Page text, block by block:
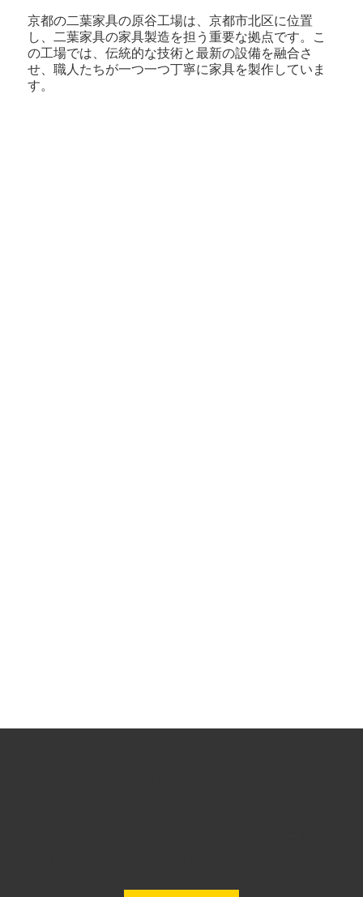
京都の二葉家具の原谷工場は、京都市北区に位置
し、二葉家具の家具製造を担う重要な拠点です。こ
の工場では、伝統的な技術と最新の設備を融合さ
せ、職人たちが一つ一つ丁寧に家具を製作していま
す。